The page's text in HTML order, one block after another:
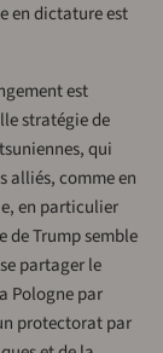
en dictature est
est
stratégie de
qui
alliés, comme en
en particulier
de Trump semble
partager le
Pologne par
protectorat par